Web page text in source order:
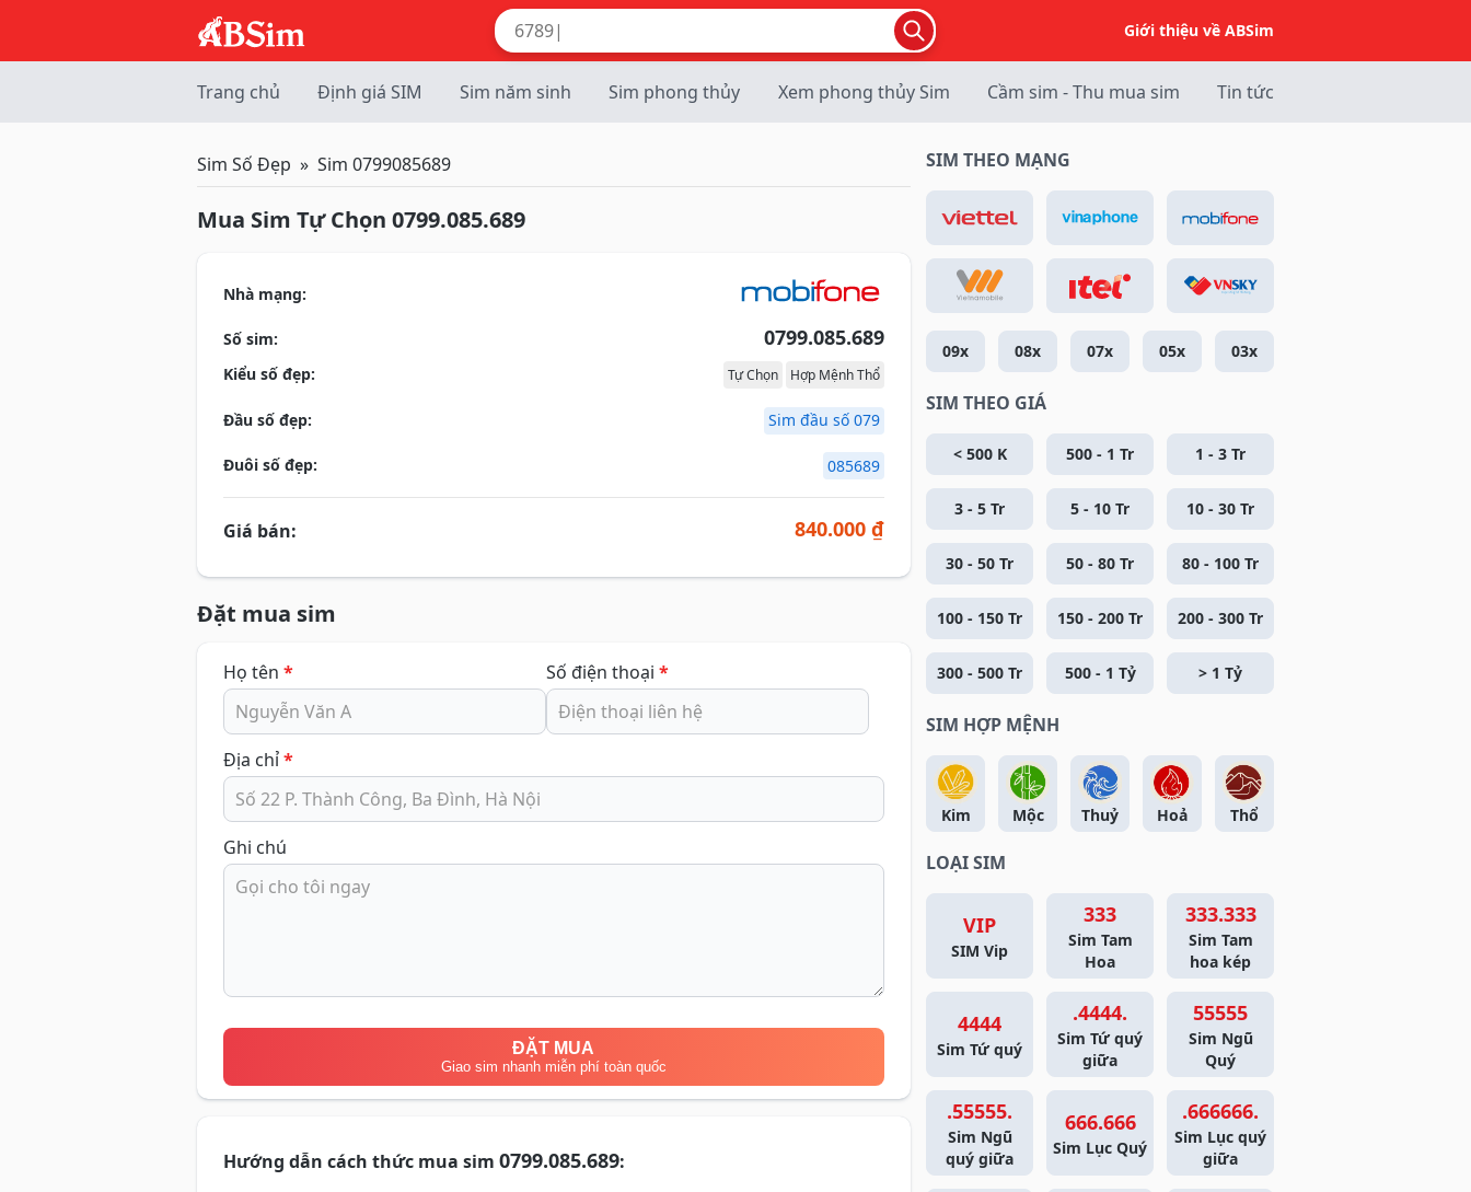
Giới thiệu về ABSim
Trang chủ Định giá SIM Sim năm sinh Sim phong thủy Xem phong thủy Sim Cầm sim - Thu mua sim Tin tức
Sim Số Đẹp Sim 0799085689
Mua Sim Tự Chọn 0799.085.689
Nhà mạng:
Số sim: 0799.085.689
Kiểu số đẹp: Tự Chọn Hợp Mệnh Thổ
Đầu số đẹp: Sim đầu số 079
Đuôi số đẹp: 085689
Giá bán: 840.000 ₫
Đặt mua sim
Họ tên * Số điện thoại *
Địa chỉ*
Ghi chú
ĐẶT MUA
Giao sim nhanh miễn phí toàn quốc
Hướng dẫn cách thức mua sim 0799.085.689:
SIM THEO MẠNG
09x 08x 07x 05x 03x
SIM THEO GIÁ
< 500 K 500 - 1 Tr 1 - 3 Tr
3 - 5 Tr 5 - 10 Tr 10 - 30 Tr
30 - 50 Tr 50 - 80 Tr 80 - 100 Tr
100 - 150 Tr 150 - 200 Tr 200 - 300 Tr
300 - 500 Tr 500 - 1 Tỷ > 1 Tỷ
SIM HỢP MỆNH
Kim Mộc Thuỷ Hoả Thổ
LOẠI SIM
VIP
SIM Vip
333
Sim Tam
Hoa
333.333
Sim Tam
hoa kép
4444
Sim Tứ quý
.4444.
Sim Tứ quý
giữa
55555
Sim Ngũ
Quý
.55555.
Sim Ngũ
quý giữa
666.666
Sim Lục Quý
.666666.
Sim Lục quý
giữa